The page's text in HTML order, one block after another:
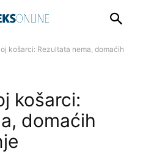
košarci: Rezultata nema, domaćih
košarci:
domaćih